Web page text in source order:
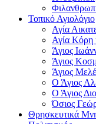
Τοπικό Αγιολόγιο
Αγία
Αγία
Άγιος
Άγιος
Άγιος
Ο Άγιος
Ο Άγιος
Όσιος
Θρησκευτικά